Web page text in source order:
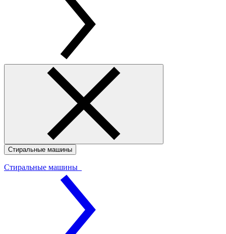
Стиральные машины
Стиральные машины